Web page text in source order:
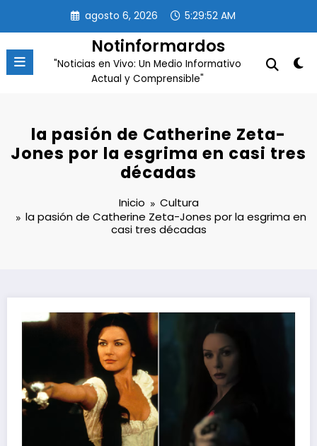
contenido
agosto 6, 2026 5:29:53 AM
Notinformardos
"Noticias en Vivo: Un Medio Informativo
Actual y Comprensible"
la pasión de Catherine Zeta-
Jones por la esgrima en casi tres
décadas
Inicio
Cultura
la pasión de Catherine Zeta-Jones por la esgrima en
casi tres décadas